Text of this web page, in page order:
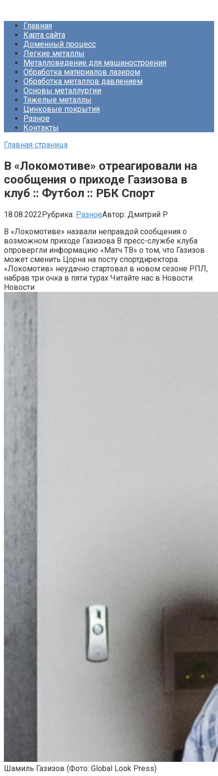
контентуГлавная
Карта сайта
Доменный процесс
Легкие металлы
Металловедение для машиностроения
Обработка материалов лазером
Обработка металлов давлением
Основы металлургии
Тяжелые металлы
Цинковые покрытия
Разное
Контакты
Главная страница
В «Локомотиве» отреагировали на
сообщения о приходе Газизова в
клуб :: Футбол :: РБК Спорт
18.08.2022Рубрика: РазноеАвтор: Дмитрий Р
В «Локомотиве» назвали неправдой сообщения о
возможном приходе Газизова В пресс-службе клуба
опровергли информацию «Матч ТВ» о том, что Газизов
может сменить Цорна на посту спортдиректора.
«Локомотив» неудачно стартовал в новом сезоне РПЛ,
набрав три очка в пяти турах Читайте нас в Новости
Новости
Шамиль Газизов (Фото: Global Look Press)